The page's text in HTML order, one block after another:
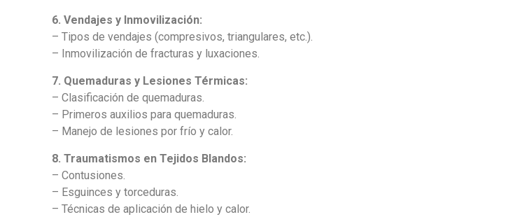
6. Vendajes y Inmovilización:
– Tipos de vendajes (compresivos, triangulares, etc.).
– Inmovilización de fracturas y luxaciones.
7. Quemaduras y Lesiones Térmicas:
– Clasificación de quemaduras.
– Primeros auxilios para quemaduras.
– Manejo de lesiones por frío y calor.
8. Traumatismos en Tejidos Blandos:
– Contusiones.
– Esguinces y torceduras.
– Técnicas de aplicación de hielo y calor.